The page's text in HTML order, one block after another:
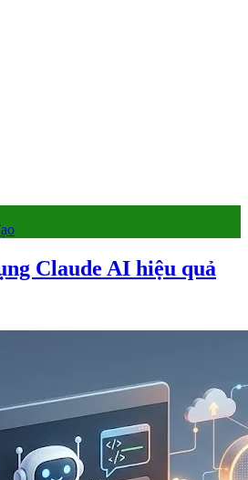
Claude AI hiệu quả